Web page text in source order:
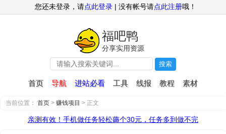
福吧鸭
分享实用资源
搜索
首页 导航 进站必看 工具 线报 教程 素材
您还未登录，请点此登录 | 没有帐号请点此注册哦！
当前位置： 首页 > 赚钱项目 > 正文
亲测有效！手机做任务轻松薅个30元，任务多到做不完